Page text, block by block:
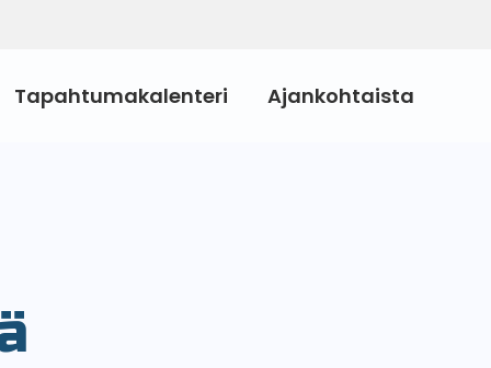
Tapahtumakalenteri Ajankohtaista